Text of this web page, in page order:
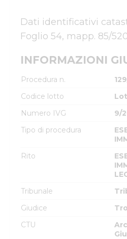
Dati identificativi
INFORMAZIONI
Procedura n.
Codice lotto
Numero IVG
9/
Tipo di procedura
Rito
Tribunale
Giudice
CTU